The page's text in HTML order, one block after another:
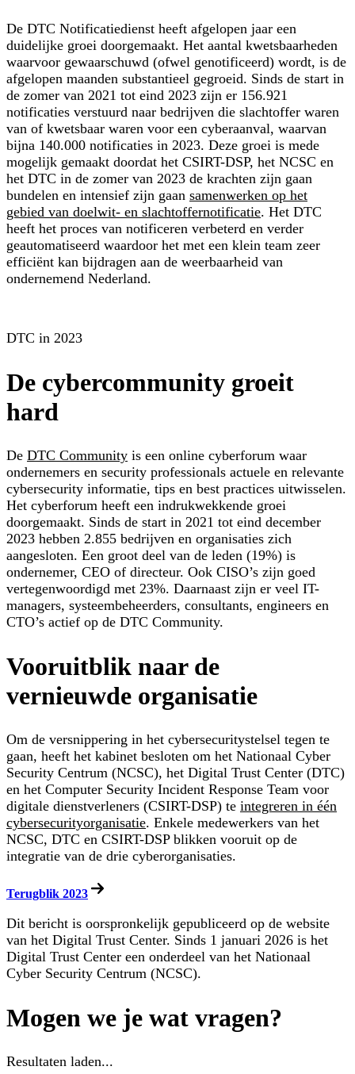
De DTC Notificatiedienst heeft afgelopen jaar een
duidelijke groei doorgemaakt. Het aantal kwetsbaarheden
waarvoor gewaarschuwd (ofwel genotificeerd) wordt, is de
afgelopen maanden substantieel gegroeid. Sinds de start in
de zomer van 2021 tot eind 2023 zijn er 156.921
notificaties verstuurd naar bedrijven die slachtoffer waren
van of kwetsbaar waren voor een cyberaanval, waarvan
bijna 140.000 notificaties in 2023. Deze groei is mede
mogelijk gemaakt doordat het CSIRT-DSP, het NCSC en
het DTC in de zomer van 2023 de krachten zijn gaan
bundelen en intensief zijn gaan samenwerken op het
gebied van doelwit- en slachtoffernotificatie. Het DTC
heeft het proces van notificeren verbeterd en verder
geautomatiseerd waardoor het met een klein team zeer
efficiënt kan bijdragen aan de weerbaarheid van
ondernemend Nederland.
DTC in 2023
De cybercommunity groeit
hard
De DTC Community is een online cyberforum waar
ondernemers en security professionals actuele en relevante
cybersecurity informatie, tips en best practices uitwisselen.
Het cyberforum heeft een indrukwekkende groei
doorgemaakt. Sinds de start in 2021 tot eind december
2023 hebben 2.855 bedrijven en organisaties zich
aangesloten. Een groot deel van de leden (19%) is
ondernemer, CEO of directeur. Ook CISO’s zijn goed
vertegenwoordigd met 23%. Daarnaast zijn er veel IT-
managers, systeembeheerders, consultants, engineers en
CTO’s actief op de DTC Community.
Vooruitblik naar de
vernieuwde organisatie
Om de versnippering in het cybersecuritystelsel tegen te
gaan, heeft het kabinet besloten om het Nationaal Cyber
Security Centrum (NCSC), het Digital Trust Center (DTC)
en het Computer Security Incident Response Team voor
digitale dienstverleners (CSIRT-DSP) te integreren in één
cybersecurityorganisatie. Enkele medewerkers van het
NCSC, DTC en CSIRT-DSP blikken vooruit op de
integratie van de drie cyberorganisaties.
Terugblik 2023
Dit bericht is oorspronkelijk gepubliceerd op de website
van het Digital Trust Center. Sinds 1 januari 2026 is het
Digital Trust Center een onderdeel van het Nationaal
Cyber Security Centrum (NCSC).
Mogen we je wat vragen?
Resultaten laden...